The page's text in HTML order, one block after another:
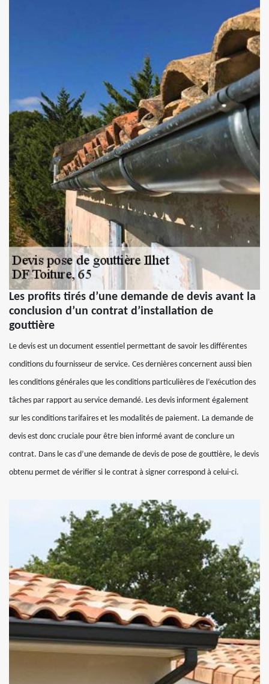
Les profits tirés d’une demande de devis avant la
conclusion d’un contrat d’installation de
gouttière
Le devis est un document essentiel permettant de savoir les différentes
conditions du fournisseur de service. Ces dernières concernent aussi bien
les conditions générales que les conditions particulières de l’exécution des
tâches par rapport au service demandé. Les devis informent également
sur les conditions tarifaires et les modalités de paiement. La demande de
devis est donc cruciale pour être bien informé avant de conclure un
contrat. Dans le cas d’une demande de devis de pose de gouttière, le devis
obtenu permet de vérifier si le contrat à signer correspond à celui-ci.